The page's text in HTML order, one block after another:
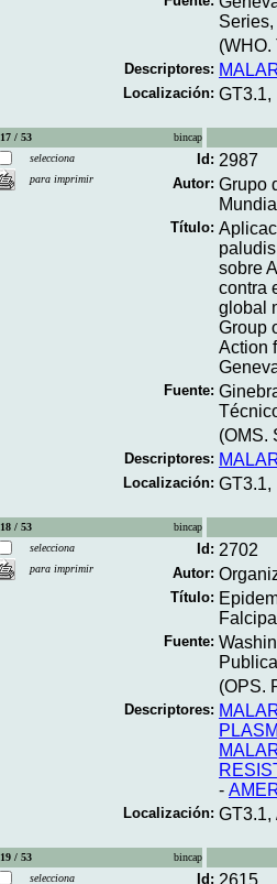
(WHO.
Descriptores:
Localización: GT3.1,
17 / 53
bincap
selecciona
para imprimir
Id: 2987
Autor: Grupo
Título:
sobre
contra
global
Group
Action
Fuente:
(OMS.
Descriptores:
Localización: GT3.1,
18 / 53
bincap
selecciona
para imprimir
Id: 2702
Autor:
Título:
Fuente:
(OPS.
Descriptores:
-
Localización: GT3.1,
19 / 53
bincap
selecciona
Id: 2615